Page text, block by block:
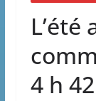
4 h